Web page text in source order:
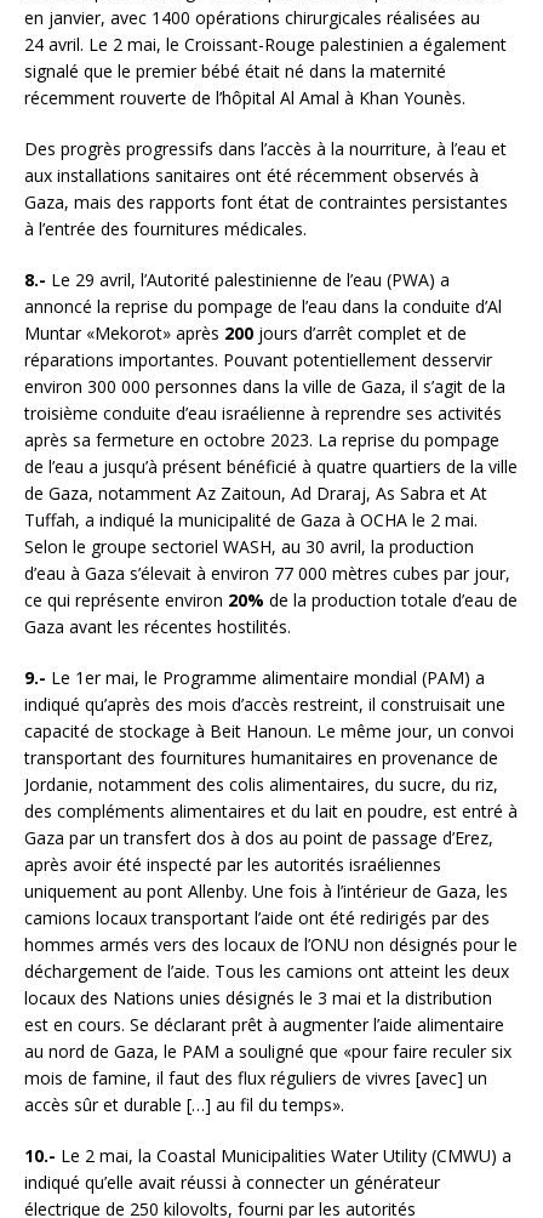
en janvier, avec 1400 opérations chirurgicales réalisées au
24 avril. Le 2 mai, le Croissant-Rouge palestinien a également
signalé que le premier bébé était né dans la maternité
récemment rouverte de l’hôpital Al Amal à Khan Younès.
Des progrès progressifs dans l’accès à la nourriture, à l’eau et
aux installations sanitaires ont été récemment observés à
Gaza, mais des rapports font état de contraintes persistantes
à l’entrée des fournitures médicales.
8.- Le 29 avril, l’Autorité palestinienne de l’eau (PWA) a
annoncé la reprise du pompage de l’eau dans la conduite d’Al
Muntar «Mekorot» après 200 jours d’arrêt complet et de
réparations importantes. Pouvant potentiellement desservir
environ 300 000 personnes dans la ville de Gaza, il s’agit de la
troisième conduite d’eau israélienne à reprendre ses activités
après sa fermeture en octobre 2023. La reprise du pompage
de l’eau a jusqu’à présent bénéficié à quatre quartiers de la ville
de Gaza, notamment Az Zaitoun, Ad Draraj, As Sabra et At
Tuffah, a indiqué la municipalité de Gaza à OCHA le 2 mai.
Selon le groupe sectoriel WASH, au 30 avril, la production
d’eau à Gaza s’élevait à environ 77 000 mètres cubes par jour,
ce qui représente environ 20% de la production totale d’eau de
Gaza avant les récentes hostilités.
9.- Le 1er mai, le Programme alimentaire mondial (PAM) a
indiqué qu’après des mois d’accès restreint, il construisait une
capacité de stockage à Beit Hanoun. Le même jour, un convoi
transportant des fournitures humanitaires en provenance de
Jordanie, notamment des colis alimentaires, du sucre, du riz,
des compléments alimentaires et du lait en poudre, est entré à
Gaza par un transfert dos à dos au point de passage d’Erez,
après avoir été inspecté par les autorités israéliennes
uniquement au pont Allenby. Une fois à l’intérieur de Gaza, les
camions locaux transportant l’aide ont été redirigés par des
hommes armés vers des locaux de l’ONU non désignés pour le
déchargement de l’aide. Tous les camions ont atteint les deux
locaux des Nations unies désignés le 3 mai et la distribution
est en cours. Se déclarant prêt à augmenter l’aide alimentaire
au nord de Gaza, le PAM a souligné que «pour faire reculer six
mois de famine, il faut des flux réguliers de vivres [avec] un
accès sûr et durable […] au fil du temps».
10.- Le 2 mai, la Coastal Municipalities Water Utility (CMWU) a
indiqué qu’elle avait réussi à connecter un générateur
électrique de 250 kilovolts, fourni par les autorités